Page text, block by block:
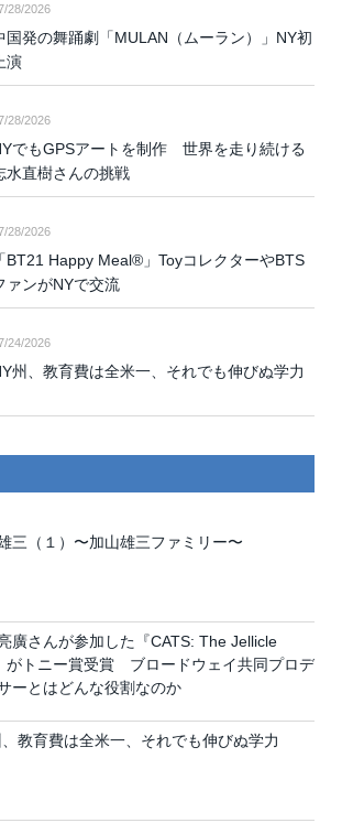
28/2026
国発の舞踊劇「MULAN（ムーラン）」NY初
上演
28/2026
でもGPSアートを制作 世界を走り続ける
水直樹さんの挑戦
28/2026
「BT21 Happy Meal®」ToyコレクターやBTS
ァンがNYで交流
24/2026
州、教育費は全米一、それでも伸びぬ学力
三（１）〜加山雄三ファミリー〜
廣さんが参加した『CATS: The Jellicle
がトニー賞受賞 ブロードウェイ共同プロデ
ーとはどんな役割なのか
、教育費は全米一、それでも伸びぬ学力